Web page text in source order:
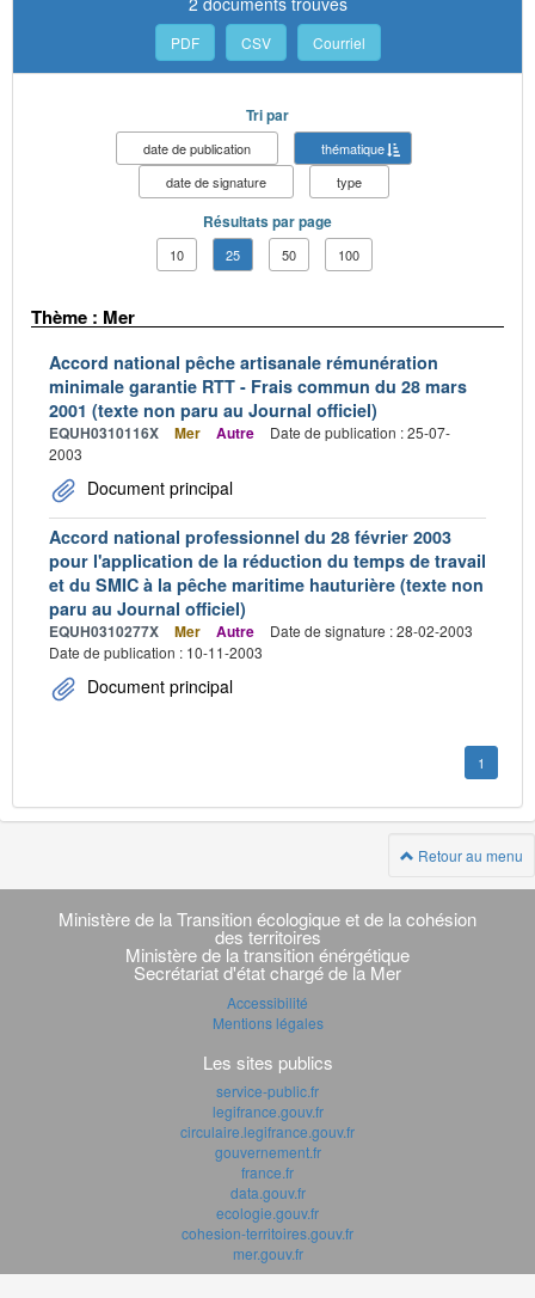
PDF CSV Courriel
Tri par
date de publication
thématique
date de signature
type
Résultats par page
10 25 50 100
Thème : Mer
Accord national pêche artisanale rémunération
minimale garantie RTT - Frais commun du 28 mars
2001 (texte non paru au Journal officiel)
EQUH0310116X Mer Autre
Date de publication : 25-07-
2003
Document principal
Accord national professionnel du 28 février 2003
pour l'application de la réduction du temps de travail
et du SMIC à la pêche maritime hauturière (texte non
paru au Journal officiel)
EQUH0310277X Mer Autre
Date de signature : 28-02-2003
Date de publication : 10-11-2003
Document principal
1
Retour au menu
Navigation
transverse
Ministère de la Transition écologique et de la cohésion
des territoires
Ministère de la transition énérgétique
Secrétariat d'état chargé de la Mer
Accessibilité
Mentions légales
Les sites publics
service-public.fr
legifrance.gouv.fr
circulaire.legifrance.gouv.fr
gouvernement.fr
france.fr
data.gouv.fr
ecologie.gouv.fr
cohesion-territoires.gouv.fr
mer.gouv.fr